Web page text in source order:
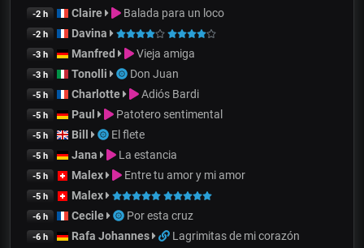
-2 h Claire Balada para un loco
-2 h Davina
-3 h Manfred Vieja amiga
-3 h Tonolli Don Juan
-5 h Charlotte Adiós Bardi
-5 h Paul Patotero sentimental
-5 h Bill El flete
-5 h Jana La estancia
-5 h Malex Entre tu amor y mi amor
-5 h Malex
-6 h Cecile Por esta cruz
-6 h Rafa Johannes Lagrimitas de mi corazón